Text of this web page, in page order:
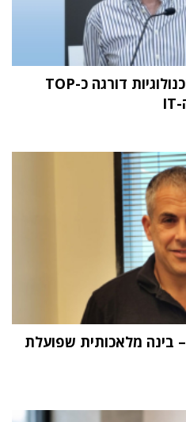
מחקר STKI השנתי: וואן טכנולוגיות דורגה כ-TOP
"העתיד הוא Physical AI – בינה מלאכותית שפועלת